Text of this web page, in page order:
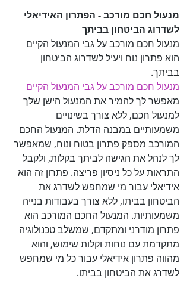
מנעול חכם מורכב - הפתרון האידיאלי
לשדרוג הביטחון בביתך
מנעול חכם מורכב על גבי המנעול הקיים
הוא פתרון נוח ויעיל לשדרוג הביטחון
בביתך.
מנעול חכם מורכב על גבי המנעול הקיים
מאפשר לך להמיר את המנעול הישן שלך
למנעול חכם, ללא צורך בשינויים
משמעותיים במבנה הדלת. המנעול החכם
המורכב מספק פתרון בטוח ונוח, שמאפשר
לך לנהל את הגישה לביתך בקלות, ולקבל
התראות על כל ניסיון פריצה. פתרון זה הוא
אידיאלי עבור מי שמחפש לשדרג את
הביטחון בביתו, ללא צורך בעבודות בנייה
משמעותיות. המנעול החכם המורכב הוא
פתרון מודרני ומתקדם, שמשלב טכנולוגיה
מתקדמת עם נוחות וקלות שימוש, והוא
מהווה פתרון אידיאלי עבור כל מי שמחפש
לשדרג את הביטחון בביתו.